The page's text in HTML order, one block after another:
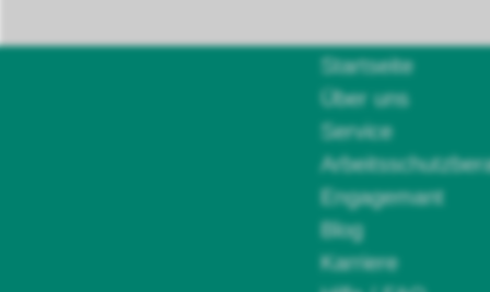
Startseite
Über uns
Service
Engagemant
Blog
Karriere